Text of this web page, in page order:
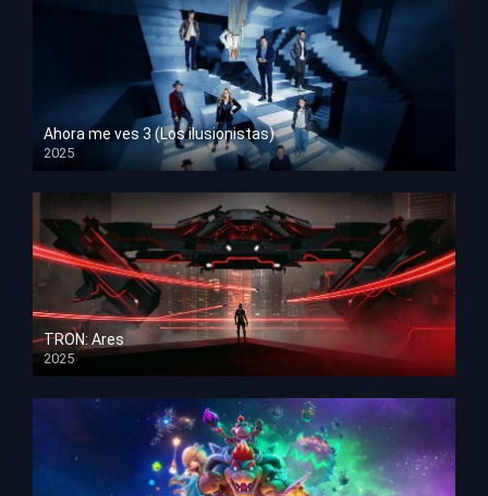
Ahora me ves 3 (Los ilusionistas)
2025
HD 1080p
TRON: Ares
2025
HD 1080p